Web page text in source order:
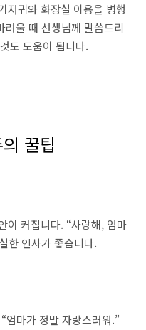
저귀와 화장실 이용을 병행
려울 때 선생님께 말씀드리
도 도움이 됩니다.
꿀팁
이 커집니다. “사랑해, 엄마
한 인사가 좋습니다.
엄마가 정말 자랑스러워.”